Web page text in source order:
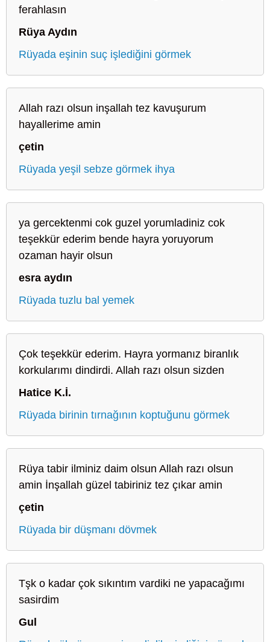
ferahlasın
Rüya Aydın
Rüyada eşinin suç işlediğini görmek
Allah razı olsun inşallah tez kavuşurum
hayallerime amin
çetin
Rüyada yeşil sebze görmek ihya
ya gercektenmi cok guzel yorumladiniz cok
teşekkür ederim bende hayra yoruyorum
ozaman hayir olsun
esra aydın
Rüyada tuzlu bal yemek
Çok teşekkür ederim. Hayra yormanız biranlık
korkularımı dindirdi. Allah razı olsun sizden
Hatice K.İ.
Rüyada birinin tırnağının koptuğunu görmek
Rüya tabir ilminiz daim olsun Allah razı olsun
amin İnşallah güzel tabiriniz tez çıkar amin
çetin
Rüyada bir düşmanı dövmek
Tşk o kadar çok sıkıntım vardiki ne yapacağımı
sasirdim
Gul